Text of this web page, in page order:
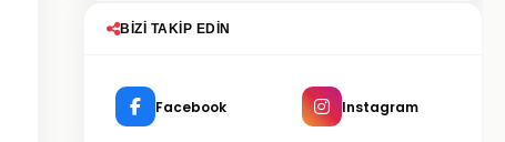
BIZI TAKIP EDIN
Facebook Instagram